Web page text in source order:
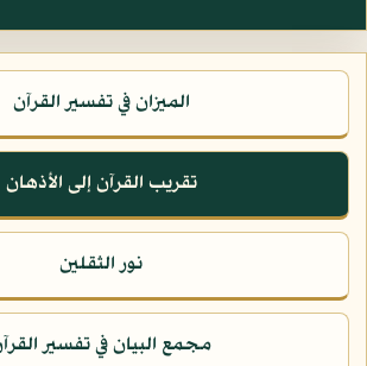
الميزان في تفسير القرآن
تقريب القرآن إلى الأذهان
نور الثقلين
مجمع البيان في تفسير